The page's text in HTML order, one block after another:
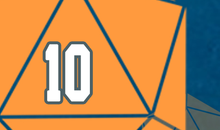
LES LAMES DU CARDINAL #04 – Le Bal
de Cinq Mars
3 août 2026